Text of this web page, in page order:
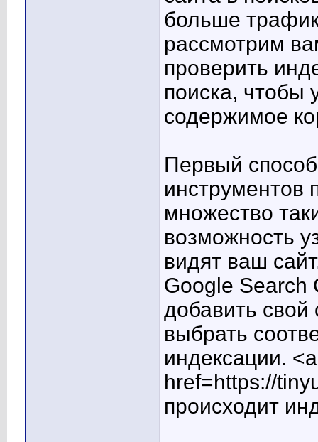
больше
рассмотрим
проверить
поиска, чтобы
содержимое
Первый
инструментов
множество
возможность
видят ваш
Google Search
добавить свой
выбрать
индексации. <a
href=https://
происходит